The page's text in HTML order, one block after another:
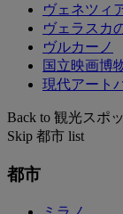
ヴェネツィ
ヴェラスカ
ヴルカーノ
国立映画博
現代アート
Back to 観光スポ
Skip 都市 list
都市